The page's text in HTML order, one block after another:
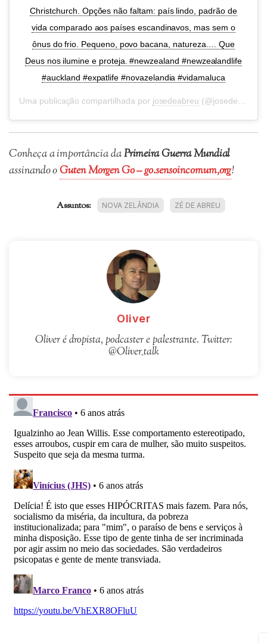
Christchurch. Opções não faltam: país lindo, padrão de
vida comparado aos países escandinavos, mas sem o
ônus do frio. Pequeno, povo bacana, natureza…. Que
Deus nos ilumine e proteja. #newzealand #newzealandlife
#auckland #expatlife #novazelandia #vidamaluca
Uma publicação compartilhada por josedeabreu (@josedeabreu) em
Conheça a importância daPrimeira Guerra Mundial
assinando oGuten Morgen Go – go.sensoincomum,org!
Assuntos: NOVA ZELÂNDIA ZÉ DE ABREU
Oliver
Oliver é dropista, podcaster e palestrante. Twitter:
@Oliver_talk